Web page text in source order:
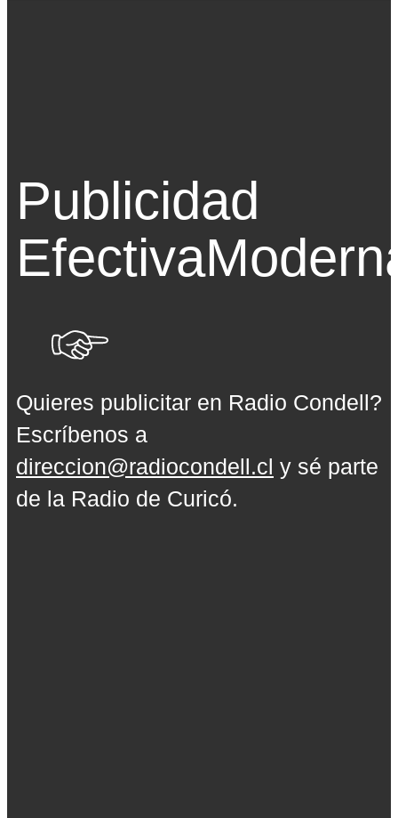
Publicidad
Efectiva
Quieres publicitar en Radio Condell?
Escríbenos a
direccion@radiocondell.cl y sé parte
de la Radio de Curicó.